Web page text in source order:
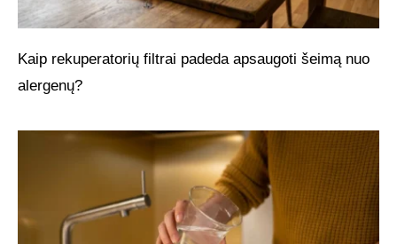
Kaip rekuperatorių filtrai padeda apsaugoti šeimą nuo
alergenų?